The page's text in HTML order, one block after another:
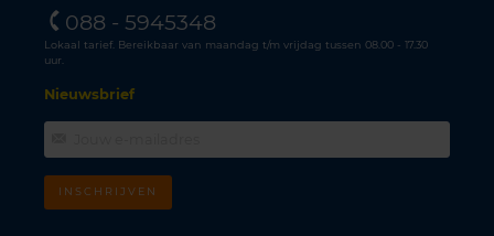
088 - 5945348
Lokaal tarief. Bereikbaar van maandag t/m vrijdag tussen 08.00 - 17.30
uur.
Nieuwsbrief
INSCHRIJVEN